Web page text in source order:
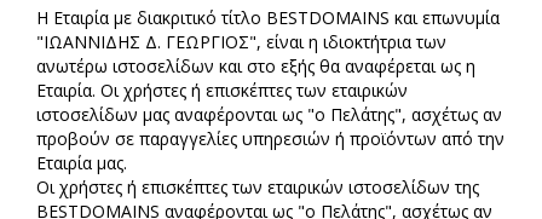
H Εταιρία με διακριτικό τίτλο BESTDOMAINS και επωνυμία
"ΙΩΑΝΝΙΔΗΣ Δ. ΓΕΩΡΓΙΟΣ", είναι η ιδιοκτήτρια των
ανωτέρω ιστοσελίδων και στο εξής θα αναφέρεται ως η
Εταιρία. Οι χρήστες ή επισκέπτες των εταιρικών
ιστοσελίδων μας αναφέρονται ως "ο Πελάτης", ασχέτως αν
προβούν σε παραγγελίες υπηρεσιών ή προϊόντων από την
Εταιρία μας.
Οι χρήστες ή επισκέπτες των εταιρικών ιστοσελίδων της
BESTDOMAINS αναφέρονται ως "ο Πελάτης", ασχέτως αν